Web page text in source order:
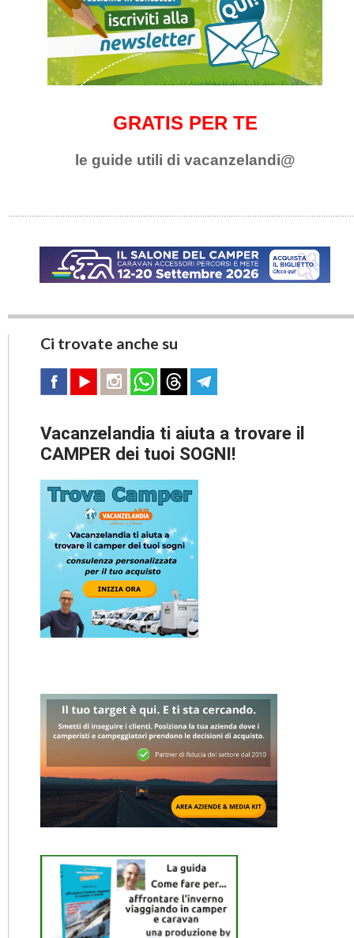
GRATIS PER TE
le guide utili di vacanzelandi@
Ci trovate anche su
Vacanzelandia ti aiuta a trovare il
CAMPER dei tuoi SOGNI!